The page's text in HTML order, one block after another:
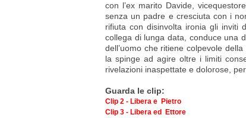
con l’ex marito Davide,
senza un padre e cresciuta con i
rifiuta con disinvolta ironia gli inviti
collega di lunga data, conduce una
dell’uomo che ritiene colpevole
la spinge ad agire oltre i limiti
rivelazioni inaspettate e dolorose,
Guarda le clip:
Clip 2 - Libera e Pietro
Clip 3 - Libera ed Ettore